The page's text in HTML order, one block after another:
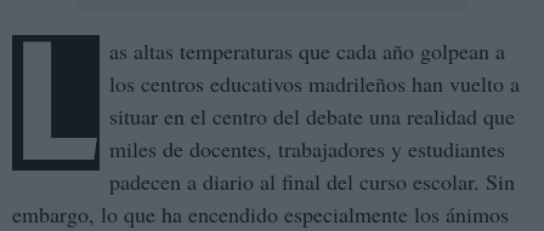
L as altas temperaturas que cada año golpean a
los centros educativos madrileños han vuelto a
situar en el centro del debate una realidad que
miles de docentes, trabajadores y estudiantes
padecen a diario al final del curso escolar. Sin
embargo, lo que ha encendido especialmente los ánimos